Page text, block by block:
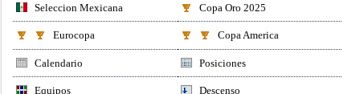
Seleccion Mexicana Copa Oro 2025
Eurocopa Copa America
Calendario Posiciones
Equipos Descenso